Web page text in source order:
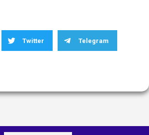
Twitter Telegram